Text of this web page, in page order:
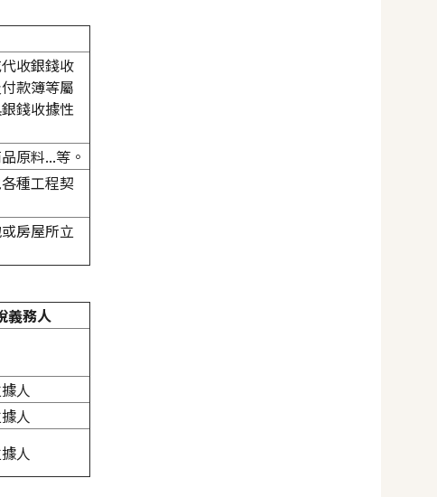
收銀錢收
款簿等屬
錢收據性
原料...等。
種工程契
房屋所立
義務人
人
人
人